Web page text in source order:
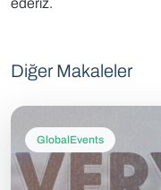
ederiz.
Diğer Makaleler
GlobalEvents